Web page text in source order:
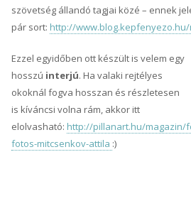
szövetség állandó tagjai közé – ennek
pár sort: http://
Ezzel egyidőben ott készült is velem egy
hosszú interjú. Ha valaki rejtélyes
okoknál fogva hosszan és részletesen
is kíváncsi volna rám, akkor itt
elolvasható: http://pillanart.hu/magazin/
fotos-mitcsenkov-attila :)